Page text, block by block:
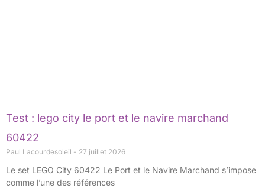
Test : lego city le port et le navire marchand
60422
Paul Lacourdesoleil 27 juillet 2026
Le set LEGO City 60422 Le Port et le Navire Marchand s’impose
comme l’une des références